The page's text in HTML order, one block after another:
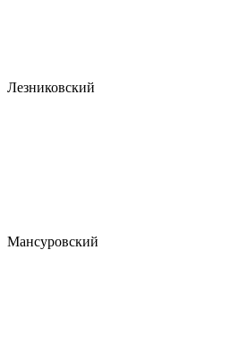
Лезниковский
Мансуровский